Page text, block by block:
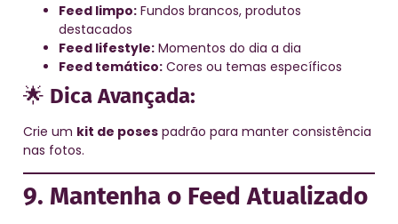
Feed limpo: Fundos brancos, produtos
destacados
Feed lifestyle: Momentos do dia a dia
Feed temático: Cores ou temas específicos
🌟 Dica Avançada:
Crie um kit de poses padrão para manter consistência
nas fotos.
9. Mantenha o Feed Atualizado